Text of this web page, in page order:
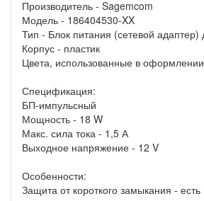
Производитель - Sagemcom
Модель - 186404530-XX
Тип - Блок питания (сетевой адаптер)
Корпус - пластик
Цвета, использованные в
Спецификация:
БП-импульсный
Мощность - 18 W
Макс. сила тока - 1,5 А
Выходное напряжение - 12 V
Особенности:
Защита от короткого замыкания - есть